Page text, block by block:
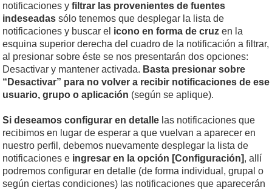
notificaciones y filtrar las provenientes de fuentes
indeseadas sólo tenemos que desplegar la lista de
notificaciones y buscar el icono en forma de cruz en la
esquina superior derecha del cuadro de la notificación a filtrar,
al presionar sobre éste se nos presentarán dos opciones:
Desactivar y mantener activada. Basta presionar sobre
“Desactivar” para no volver a recibir notificaciones de ese
usuario, grupo o aplicación (según se aplique).
Si deseamos configurar en detalle las notificaciones que
recibimos en lugar de esperar a que vuelvan a aparecer en
nuestro perfil, debemos nuevamente desplegar la lista de
notificaciones e ingresar en la opción [Configuración], allí
podremos configurar en detalle (de forma individual, grupal o
según ciertas condiciones) las notificaciones que aparecerán